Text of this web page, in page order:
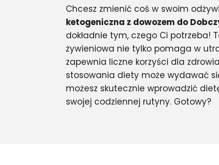
Chcesz zmienić coś w swoim
ketogeniczna z dowozem do
dokładnie tym, czego Ci potrzeba!
żywieniowa nie tylko pomaga w
zapewnia liczne korzyści dla
stosowania diety może wydawać
możesz skutecznie wprowadzić
swojej codziennej rutyny. Gotowy?